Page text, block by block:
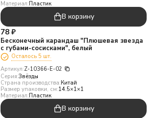
Материал:Пластик
В корзину
78 ₽
Бесконечный карандаш "Плюшевая звезда
с губами-сосисками", белый
Осталось 5 шт.
Артикул:Z-10366-E-02
Серия:Звёзды
Страна производства:Китай
Размер упаковки, см:14.5×1×1
Материал:Пластик
В корзину